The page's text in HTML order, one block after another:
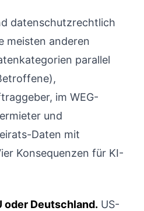
datenschutzrechtlich
meisten anderen
parallel
im WEG-
und
Daten mit
Konsequenzen für KI-
oder Deutschland. US-